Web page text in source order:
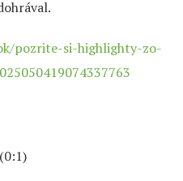
pozrite-si-highlighty-zo-
(0:1)